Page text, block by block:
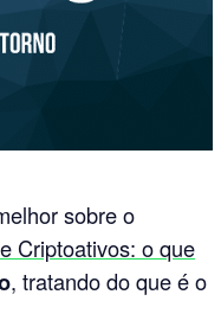
sobre o
Criptoativos: o que
, tratando do que é o